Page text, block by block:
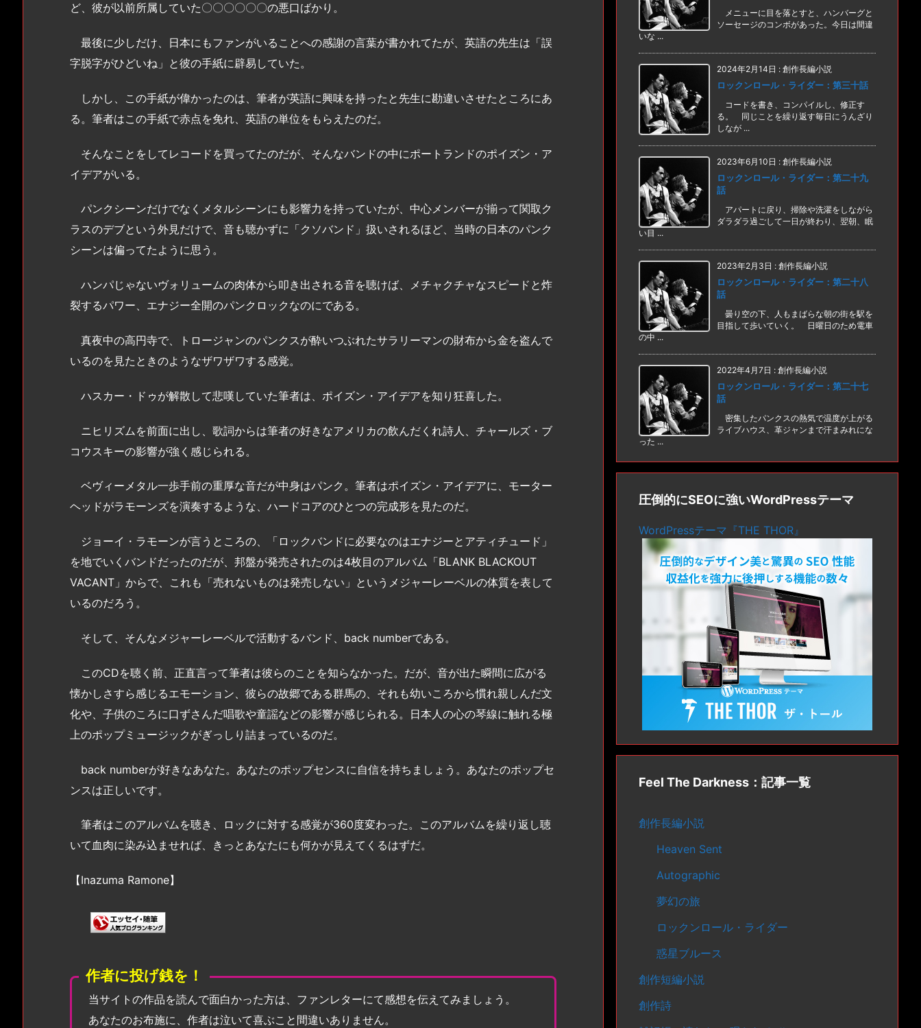
ど、彼が以前所属していた〇〇〇〇〇〇の悪口ばかり。
最後に少しだけ、日本にもファンがいることへの感謝の言葉が書かれてたが、英語の先生は「誤
字脱字がひどいね」と彼の手紙に辟易していた。
しかし、この手紙が偉かったのは、筆者が英語に興味を持ったと先生に勘違いさせたところにあ
る。筆者はこの手紙で赤点を免れ、英語の単位をもらえたのだ。
そんなことをしてレコードを買ってたのだが、そんなバンドの中にポートランドのポイズン・ア
イデアがいる。
パンクシーンだけでなくメタルシーンにも影響力を持っていたが、中心メンバーが揃って関取ク
ラスのデブという外見だけで、音も聴かずに「クソバンド」扱いされるほど、当時の日本のパンク
シーンは偏ってたように思う。
ハンパじゃないヴォリュームの肉体から叩き出される音を聴けば、メチャクチャなスピードと炸
裂するパワー、エナジー全開のパンクロックなのにである。
真夜中の高円寺で、トロージャンのパンクスが酔いつぶれたサラリーマンの財布から金を盗んで
いるのを見たときのようなザワザワする感覚。
ハスカー・ドゥが解散して悲嘆していた筆者は、ポイズン・アイデアを知り狂喜した。
ニヒリズムを前面に出し、歌詞からは筆者の好きなアメリカの飲んだくれ詩人、チャールズ・ブ
コウスキーの影響が強く感じられる。
ベヴィーメタル一歩手前の重厚な音だが中身はパンク。筆者はポイズン・アイデアに、モーター
ヘッドがラモーンズを演奏するような、ハードコアのひとつの完成形を見たのだ。
ジョーイ・ラモーンが言うところの、「ロックバンドに必要なのはエナジーとアティチュード」
を地でいくバンドだったのだが、邦盤が発売されたのは4枚目のアルバム「BLANK BLACKOUT
VACANT」からで、これも「売れないものは発売しない」というメジャーレーベルの体質を表して
いるのだろう。
そして、そんなメジャーレーベルで活動するバンド、back numberである。
このCDを聴く前、正直言って筆者は彼らのことを知らなかった。だが、音が出た瞬間に広がる
懐かしさすら感じるエモーション、彼らの故郷である群馬の、それも幼いころから慣れ親しんだ文
化や、子供のころに口ずさんだ唱歌や童謡などの影響が感じられる。日本人の心の琴線に触れる極
上のポップミュージックがぎっしり詰まっているのだ。
back numberが好きなあなた。あなたのポップセンスに自信を持ちましょう。あなたのポップセ
ンスは正しいです。
筆者はこのアルバムを聴き、ロックに対する感覚が360度変わった。このアルバムを繰り返し聴
いて血肉に染み込ませれば、きっとあなたにも何かが見えてくるはずだ。
【Inazuma Ramone】
作者に投げ銭を！
当サイトの作品を読んで面白かった方は、ファンレターにて感想を伝えてみましょう。
あなたのお布施に、作者は泣いて喜ぶこと間違いありません。
メニューに目を落とすと、ハンバーグと
ソーセージのコンボがあった。今日は間違
いな ...
2024年2月14日 : 創作長編小説
ロックンロール・ライダー：第三十話
コードを書き、コンパイルし、修正す
る。 同じことを繰り返す毎日にうんざり
しなが ...
2023年6月10日 : 創作長編小説
ロックンロール・ライダー：第二十九
話
アパートに戻り、掃除や洗濯をしながら
ダラダラ過ごして一日が終わり、翌朝、眠
い目 ...
2023年2月3日 : 創作長編小説
ロックンロール・ライダー：第二十八
話
曇り空の下、人もまばらな朝の街を駅を
目指して歩いていく。 日曜日のため電車
の中 ...
2022年4月7日 : 創作長編小説
ロックンロール・ライダー：第二十七
話
密集したパンクスの熱気で温度が上がる
ライブハウス、革ジャンまで汗まみれにな
った ...
圧倒的にSEOに強いWordPressテーマ
WordPressテーマ『THE THOR』
Feel The Darkness：記事一覧
創作長編小説
Heaven Sent
Autographic
夢幻の旅
ロックンロール・ライダー
惑星ブルース
創作短編小説
創作詩